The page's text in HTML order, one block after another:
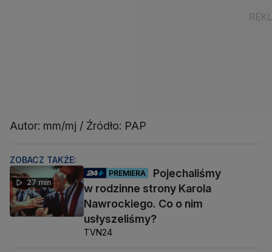
Autor: mm/mj / Źródło: PAP
ZOBACZ TAKŻE:
27 min
PREMIERA
Pojechaliśmy
w rodzinne strony Karola
Nawrockiego. Co o nim
usłyszeliśmy?
TVN24